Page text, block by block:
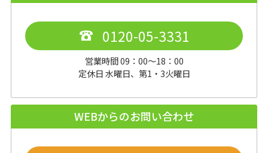
0120-05-3331
営業時間 09：00～18：00
定休日 水曜日、第1・3火曜日
WEBからのお問い合わせ